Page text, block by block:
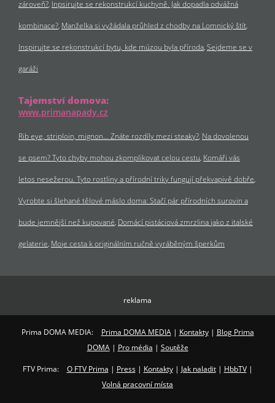
zároveň? Inpsirujte se rekonstrukcí kuchyně. Jak dopadla odvážná
kombinace? Manželka si vyžádala průhled z chodby na Lomnický štít
Inspirujte se rekonstrukcí bytu, kde múzou byla příroda Sejdeme se v
garáži
Tajemství domova:
www.primanapady.cz
Rib eye, striploin, mignon… Znáte rozdíly mezi steaky? Na dovolenou
se psem? Tyto chyby mohou zkomplikovat celou cestu Komáři vás
letos nesežerou. Tyto rostliny a přírodní triky fungují překvapivě dobře
Vyrobte si šlehané tělové máslo doma: Stačí pár přírodních surovin a
bude jemnější než kupované Domácí pistáciová zmrzlina jako z italské
gelaterie Moje cesta k originálním ručně vyráběným šperkům
reklama
Prima DOMA MEDIA: Prima DOMA MEDIA| Kontakty| Blog Prima
DOMA| Pro média | Soutěže
FTV Prima: O FTV Prima | Press| Kontakty| Jak naladit| HbbTV|
Volná pracovní místa